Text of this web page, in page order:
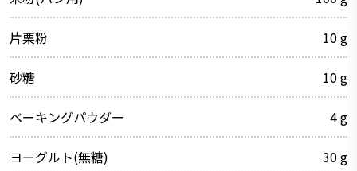
片栗粉 10g
砂糖 10g
ベーキングパウダー 4g
ヨーグルト(無糖) 30g